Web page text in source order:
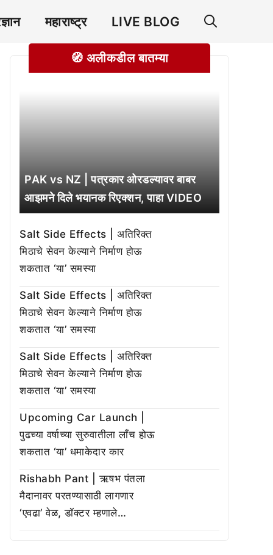
महाराष्ट्र LIVE BLOG
🧭 अलीकडील बातम्या
PAK vs NZ | पत्रकार ओरडल्यावर बाबर
आझमने दिले भयानक रिएक्शन, पाहा VIDEO
Salt Side Effects | अतिरिक्त
मिठाचे सेवन केल्याने निर्माण होऊ
शकतात ‘या’ समस्या
Salt Side Effects | अतिरिक्त
मिठाचे सेवन केल्याने निर्माण होऊ
शकतात ‘या’ समस्या
Salt Side Effects | अतिरिक्त
मिठाचे सेवन केल्याने निर्माण होऊ
शकतात ‘या’ समस्या
Upcoming Car Launch |
पुढच्या वर्षाच्या सुरुवातीला लाँच होऊ
शकतात ‘या’ धमाकेदार कार
Rishabh Pant | ऋषभ पंतला
मैदानावर परतण्यासाठी लागणार
‘एवढा’ वेळ, डॉक्टर म्हणाले…